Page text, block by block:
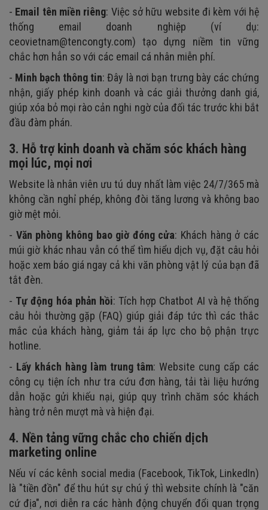
- Email tên miền riêng: Việc sở hữu website đi kèm với hệ
thống email doanh nghiệp (ví dụ:
ceovietnam@tencongty.com) tạo dựng niềm tin vững
chắc hơn hẳn so với các email cá nhân miễn phí.
- Minh bạch thông tin: Đây là nơi bạn trưng bày các chứng
nhận, giấy phép kinh doanh và các giải thưởng danh giá,
giúp xóa bỏ mọi rào cản nghi ngờ của đối tác trước khi bắt
đầu đàm phán.
3. Hỗ trợ kinh doanh và chăm sóc khách hàng
mọi lúc, mọi nơi
Website là nhân viên ưu tú duy nhất làm việc 24/7/365 mà
không cần nghỉ phép, không đòi tăng lương và không bao
giờ mệt mỏi.
- Văn phòng không bao giờ đóng cửa: Khách hàng ở các
múi giờ khác nhau vẫn có thể tìm hiểu dịch vụ, đặt câu hỏi
hoặc xem báo giá ngay cả khi văn phòng vật lý của bạn đã
tắt đèn.
- Tự động hóa phản hồi: Tích hợp Chatbot AI và hệ thống
câu hỏi thường gặp (FAQ) giúp giải đáp tức thì các thắc
mắc của khách hàng, giảm tải áp lực cho bộ phận trực
hotline.
- Lấy khách hàng làm trung tâm: Website cung cấp các
công cụ tiện ích như tra cứu đơn hàng, tải tài liệu hướng
dẫn hoặc gửi khiếu nại, giúp quy trình chăm sóc khách
hàng trở nên mượt mà và hiện đại.
4. Nền tảng vững chắc cho chiến dịch
marketing online
Nếu ví các kênh social media (Facebook, TikTok, LinkedIn)
là "tiền đồn" để thu hút sự chú ý thì website chính là "căn
cứ địa", nơi diễn ra các hành động chuyển đổi quan trọng